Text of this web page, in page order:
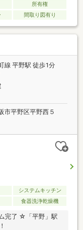
所有権
間取り図有り
線 平野駅 徒歩1分
市平野区平野西５
システムキッチン
食器洗浄乾燥機
完了 ☆「平野」駅